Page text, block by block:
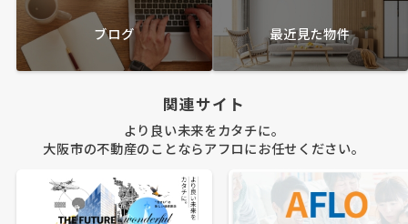
ブログ 最近見た物件
関連サイト
より良い未来をカタチに。
大阪市の不動産のことならアフロにお任せください。